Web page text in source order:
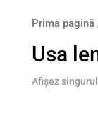
Prima pagină
Usa
Afișez